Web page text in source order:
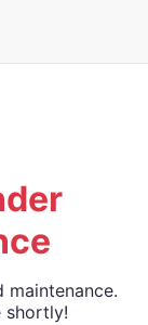
maintenance.
shortly!